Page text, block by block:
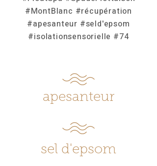
#MontBlanc #récupération
#apesanteur #seld'epsom
#isolationsensorielle #74
apesanteur
sel d'epsom